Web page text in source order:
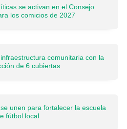
se activan en el Consejo
los comicios de 2027
comunitaria con la
de 6 cubiertas
unen para fortalecer la escuela
fútbol local